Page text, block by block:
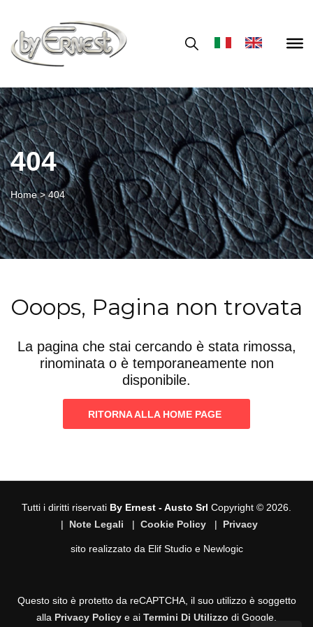
404
Home >404
Ooops, Pagina non trovata
La pagina che stai cercando è stata rimossa,
rinominata o è temporaneamente non
disponibile.
RITORNA ALLA HOME PAGE
Tutti i diritti riservati By Ernest - Austo Srl Copyright © 2026.
| Note Legali | Cookie Policy | Privacy
sito realizzato da Elif Studioe Newlogic
Questo sito è protetto da reCAPTCHA, il suo utilizzo è soggetto
alla Privacy Policy e ai Termini Di Utilizzo di Google.